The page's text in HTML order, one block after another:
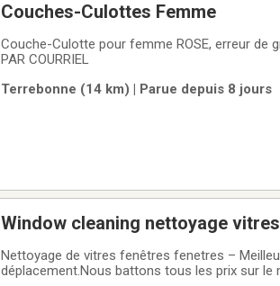
Couches-Culottes Femme
Couche-Culotte pour femme ROSE, erreur de
PAR COURRIEL
Terrebonne (14 km) | Parue depuis 8 jours
Window cleaning nettoyage
Nettoyage de vitres fenêtres fenetres –
déplacement.Nous battons tous les prix sur